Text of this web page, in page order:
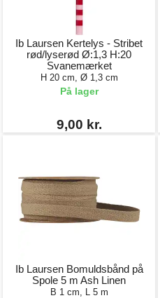
Ib Laursen Kertelys - Stribet
rød/lyserød Ø:1,3 H:20
Svanemærket
H 20 cm, Ø 1,3 cm
På lager
9,00 kr.
Ib Laursen Bomuldsbånd på
Spole 5 m Ash Linen
B 1 cm, L 5 m